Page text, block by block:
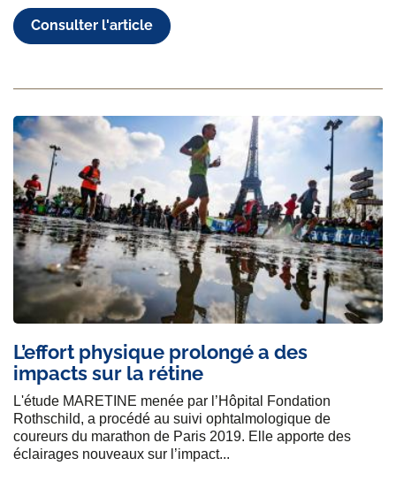
Consulter l'article
L’effort physique prolongé a des
impacts sur la rétine
L'étude MARETINE menée par l’Hôpital Fondation
Rothschild, a procédé au suivi ophtalmologique de
coureurs du marathon de Paris 2019. Elle apporte des
éclairages nouveaux sur l’impact...